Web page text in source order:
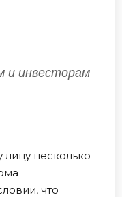
и инвесторам
несколько
что